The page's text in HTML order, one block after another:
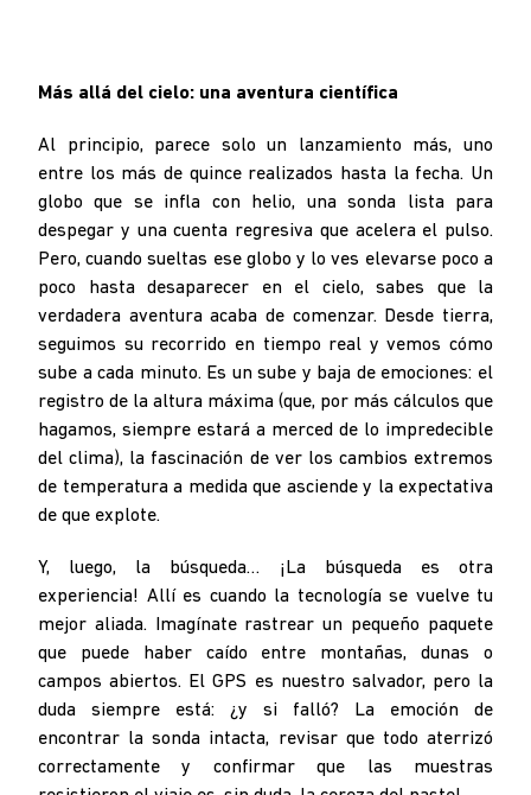
Más allá del cielo: una aventura científica
Al principio, parece solo un lanzamiento más, uno
entre los más de quince realizados hasta la fecha. Un
globo que se infla con helio, una sonda lista para
despegar y una cuenta regresiva que acelera el pulso.
Pero, cuando sueltas ese globo y lo ves elevarse poco a
poco hasta desaparecer en el cielo, sabes que la
verdadera aventura acaba de comenzar. Desde tierra,
seguimos su recorrido en tiempo real y vemos cómo
sube a cada minuto. Es un sube y baja de emociones: el
registro de la altura máxima (que, por más cálculos que
hagamos, siempre estará a merced de lo impredecible
del clima), la fascinación de ver los cambios extremos
de temperatura a medida que asciende y la expectativa
de que explote.
Y, luego, la búsqueda… ¡La búsqueda es otra
experiencia! Allí es cuando la tecnología se vuelve tu
mejor aliada. Imagínate rastrear un pequeño paquete
que puede haber caído entre montañas, dunas o
campos abiertos. El GPS es nuestro salvador, pero la
duda siempre está: ¿y si falló? La emoción de
encontrar la sonda intacta, revisar que todo aterrizó
correctamente y confirmar que las muestras